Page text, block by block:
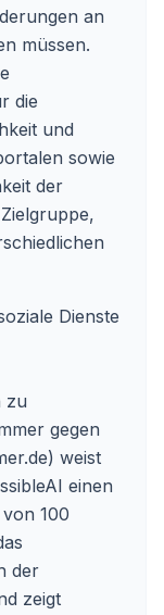
an
müssen.
die
und
sowie
der
Dienste
zu
gegen
weist
einen
100
der
zeigt